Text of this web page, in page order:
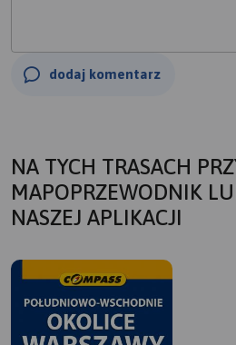
dodaj komentarz
NA TYCH TRASACH
MAPOPRZEWODNIK
NASZEJ APLIKACJI